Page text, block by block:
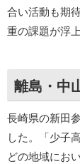
合い活動も期
重の課題が浮
離島・中
長崎県の新田
した。「少子
どの地域にお